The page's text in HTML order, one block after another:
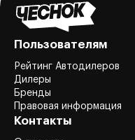
Пользователям
Рейтинг Автодилеров
Дилеры
Бренды
Правовая информация
Контакты